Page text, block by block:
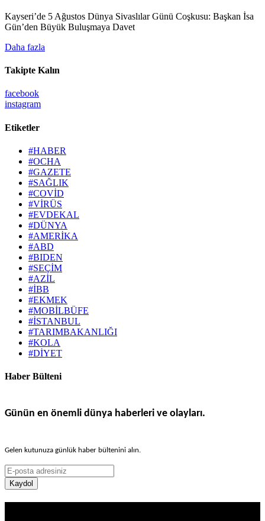
Kayseri’de 5 Ağustos Dünya Sivaslılar Günü Coşkusu: Başkan İsa
Gün’den Büyük Buluşmaya Davet
Daha fazla
Takipte Kalın
facebook
instagram
Etiketler
#HABER
#OCHA
#GAZETE
#SAĞLIK
#COVİD
#VİRÜS
#EVDEKAL
#DÜNYA
#AMERİKA
#ABD
#BIDEN
#SEÇİM
#AZİL
#İBB
#EKMEK
#MOBİLBÜFE
#İSTANBUL
#TARIMBAKANLIĞI
#KOLA
#DİYET
Haber Bülteni
Günün en önemli dünya haberleri ve olayları.
Gelen kutunuza günlük haber bültenini alın.
Kaydol